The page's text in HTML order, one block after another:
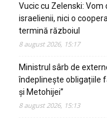
Vucic cu Zelenski:
israelienii, nici o
termină războiul
8 august 2026, 15:17
Ministrul sârb de
îndeplinește obligațiile
și Metohijei”
8 august 2026, 15:13